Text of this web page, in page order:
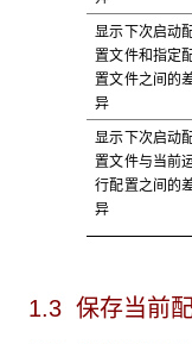
显示下次启动
置文件和指定
置文件之间的
异
显示下次启动
置文件与当前
行配置之间的
异
1.3 保存当前